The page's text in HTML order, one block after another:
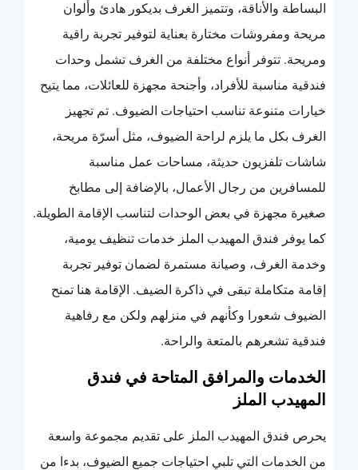
البساطة والأناقة، وتتميز الغرف بديكور هادئ وألوان
مريحة ومفروشات مختارة بعناية لتوفير تجربة راقية
ومريحة. تتوفر أنواع مختلفة من الغرف تشمل وحدات
فندقية مناسبة للأفراد، وأجنحة مجهزة للعائلات، مما يتيح
خيارات متنوعة تناسب احتياجات الضيوف. تم تجهيز
الغرف بكل ما يلزم لراحة الضيوف، مثل أسرّة مريحة،
شاشات تلفزيون حديثة، مساحات عمل مناسبة
للمسافرين من رجال الأعمال، بالإضافة إلى مطابخ
صغيرة مجهزة في بعض الوحدات لتناسب الإقامة الطويلة.
كما يوفر فندق المهيدب الملز خدمات تنظيف يومية،
وخدمة الغرف، وصيانة مستمرة لضمان توفير تجربة
إقامة متكاملة تبقى في ذاكرة الضيف. الإقامة هنا تمنح
الضيوف شعورا وكأنهم في منزلهم ولكن مع رفاهية
فندقية تشعرهم بالمتعة والراحة.
الخدمات والمرافق المتاحة في فندق
المهيدب الملز
يحرص فندق المهيدب الملز على تقديم مجموعة واسعة
من الخدمات التي تلبي احتياجات جميع الضيوف، بدءا من